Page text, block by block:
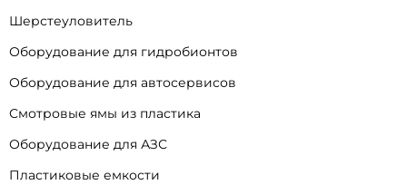
Шерстеуловитель
Оборудование для гидробионтов
Оборудование для автосервисов
Смотровые ямы из пластика
Оборудование для АЗС
Пластиковые емкости